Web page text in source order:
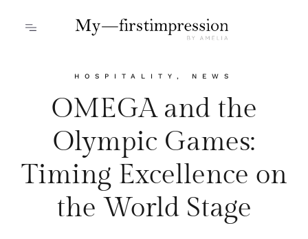
HOSPITALITY , NEWS
OMEGA and the
Olympic Games:
Timing Excellence on
the World Stage